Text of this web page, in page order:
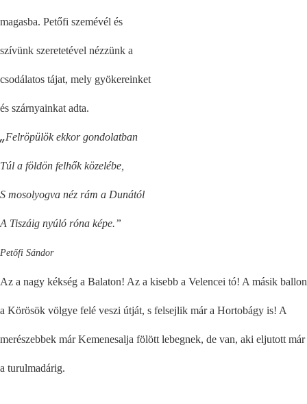
magasba. Petőfi szemévél és
szívünk szeretetével nézzünk a
csodálatos tájat, mely gyökereinket
és szárnyainkat adta.
„Felröpülök ekkor gondolatban
Túl a földön felhők közelébe,
S mosolyogva néz rám a Dunától
A Tiszáig nyúló róna képe.”
Petőfi Sándor
Az a nagy kékség a Balaton! Az a kisebb a Velencei tó! A másik ballon
a Körösök völgye felé veszi útját, s felsejlik már a Hortobágy is! A
merészebbek már Kemenesalja fölött lebegnek, de van, aki eljutott már
a turulmadárig.